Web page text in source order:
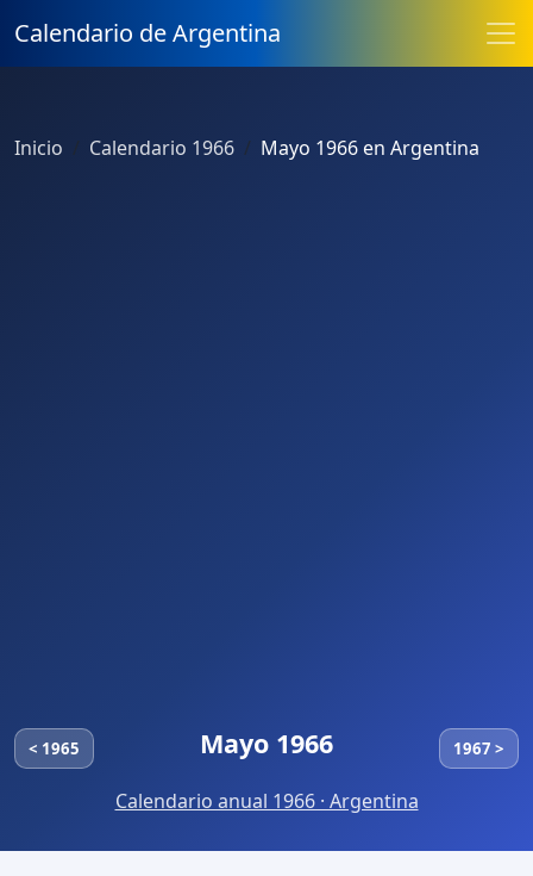
Calendario de Argentina
Inicio Calendario 1966 Mayo 1966 en Argentina
< 1965 Mayo 1966 1967 >
Calendario anual 1966 · Argentina